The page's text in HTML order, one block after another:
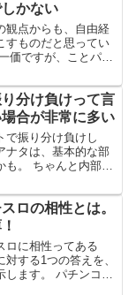
かない
観点からも、自由経
すものだと思ってい
価ですが、ことパチ
せん。 一物一価の基
その問題点まで書い
分け負けって言
合が非常に多い
で振り分け負けし
ナタは、基本的な部
も。 ちゃんと内部の
の基礎知識を書いて
ロの相性とは。
ロに相性ってある
する1つの答えを、
します。 パチンコ・